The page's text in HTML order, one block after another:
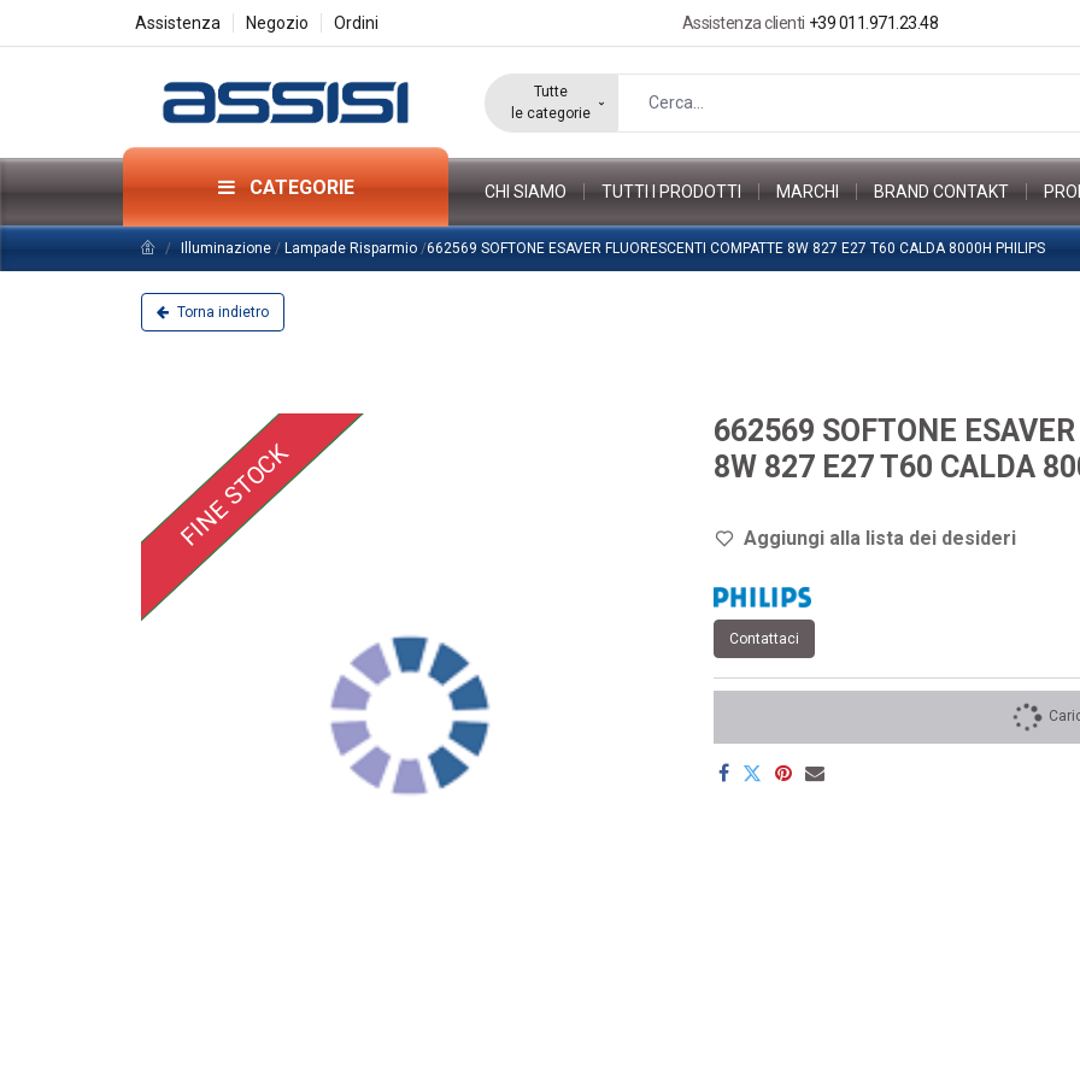
Assistenza Negozio Ordini Assistenza clienti +39 011.971.23.48
Tutte
le categorie
CATEGORIE CHI SIAMO TUTTI I PRODOTTI MARCHI BRAND CONTAKT
Illuminazione / Lampade Risparmio /662569 SOFTONE ESAVER FLUORESCENTI COMPATTE 8W 827 E27 T60 CALDA 8000H PHILIPS
Torna indietro
FINE STOCK
662569 SOFTONE
8W 827 E27 T60 CALDA
Aggiungi alla lista dei desideri
Contattaci